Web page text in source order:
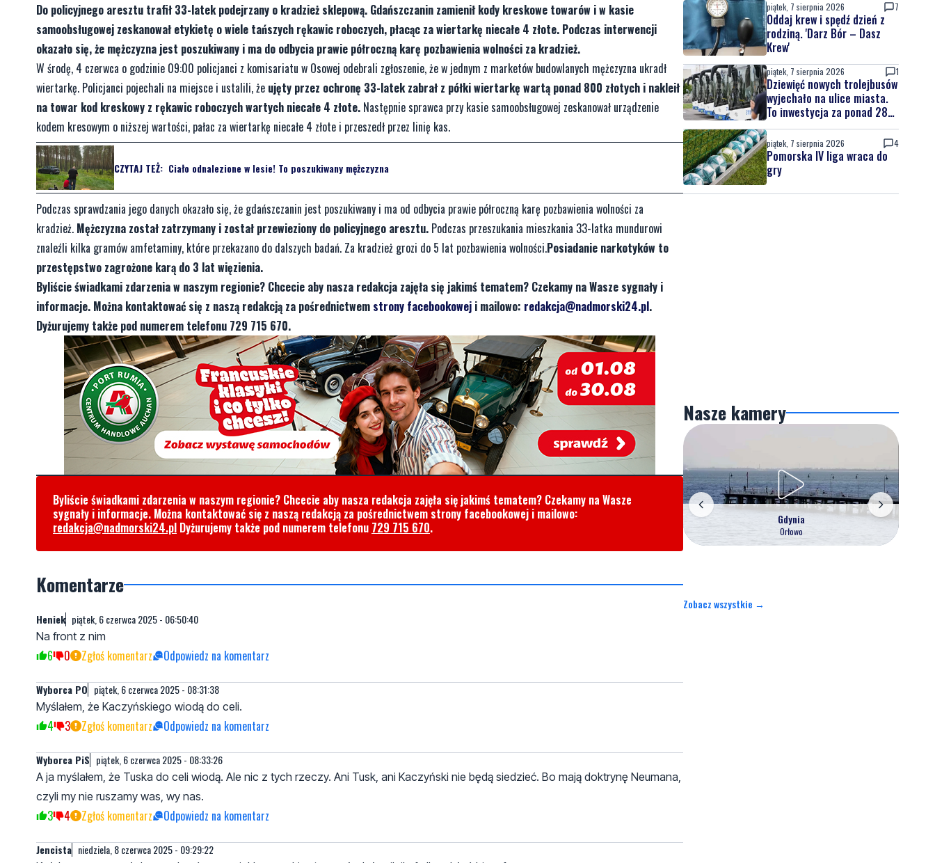
Do policyjnego aresztu trafił 33-latek podejrzany o kradzież sklepową. Gdańszczanin zamienił kody kreskowe towarów i w kasie
samoobsługowej zeskanował etykietę o wiele tańszych rękawic roboczych, płacąc za wiertarkę niecałe 4 złote. Podczas interwencji
okazało się, że mężczyzna jest poszukiwany i ma do odbycia prawie półroczną karę pozbawienia wolności za kradzież.
W środę, 4 czerwca o godzinie 09:00 policjanci z komisariatu w Osowej odebrali zgłoszenie, że w jednym z marketów budowlanych mężczyzna ukradł
wiertarkę. Policjanci pojechali na miejsce i ustalili, że ujęty przez ochronę 33-latek zabrał z półki wiertarkę wartą ponad 800 złotych i nakleił
na towar kod kreskowy z rękawic roboczych wartych niecałe 4 złote. Następnie sprawca przy kasie samoobsługowej zeskanował urządzenie
kodem kresowym o niższej wartości, pałac za wiertarkę niecałe 4 złote i przeszedł przez linię kas.
CZYTAJ TEŻ: Ciało odnalezione w lesie! To poszukiwany mężczyzna
Podczas sprawdzania jego danych okazało się, że gdańszczanin jest poszukiwany i ma od odbycia prawie półroczną karę pozbawienia wolności za
kradzież. Mężczyzna został zatrzymany i został przewieziony do policyjnego aresztu. Podczas przeszukania mieszkania 33-latka mundurowi
znaleźli kilka gramów amfetaminy, które przekazano do dalszych badań. Za kradzież grozi do 5 lat pozbawienia wolności.Posiadanie narkotyków to
przestępstwo zagrożone karą do 3 lat więzienia.
Byliście świadkami zdarzenia w naszym regionie? Chcecie aby nasza redakcja zajęła się jakimś tematem? Czekamy na Wasze sygnały i
informacje. Można kontaktować się z naszą redakcją za pośrednictwem strony facebookowej i mailowo: redakcja@nadmorski24.pl.
Dyżurujemy także pod numerem telefonu 729 715 670.
Byliście świadkami zdarzenia w naszym regionie? Chcecie aby nasza redakcja zajęła się jakimś tematem? Czekamy na Wasze
sygnały i informacje. Można kontaktować się z naszą redakcją za pośrednictwem strony facebookowej i mailowo:
redakcja@nadmorski24.pl Dyżurujemy także pod numerem telefonu 729 715 670.
Komentarze
Heniek piątek, 6 czerwca 2025 - 06:50:40
Na front z nim
6 0 Zgłoś komentarz Odpowiedz na komentarz
Wyborca PO piątek, 6 czerwca 2025 - 08:31:38
Myślałem, że Kaczyńskiego wiodą do celi.
4 3 Zgłoś komentarz Odpowiedz na komentarz
Wyborca PiS piątek, 6 czerwca 2025 - 08:33:26
A ja myślałem, że Tuska do celi wiodą. Ale nic z tych rzeczy. Ani Tusk, ani Kaczyński nie będą siedzieć. Bo mają doktrynę Neumana,
czyli my nie ruszamy was, wy nas.
3 4 Zgłoś komentarz Odpowiedz na komentarz
Jencista niedziela, 8 czerwca 2025 - 09:29:22
piątek, 7 sierpnia 2026 7
Oddaj krew i spędź dzień z
rodziną. 'Darz Bór – Dasz
Krew'
piątek, 7 sierpnia 2026 1
Dziewięć nowych trolejbusów
wyjechało na ulice miasta.
To inwestycja za ponad 28
mln zł
piątek, 7 sierpnia 2026 4
Pomorska IV liga wraca do
gry
Nasze kamery
Gdynia
Orłowo
Zobacz wszystkie →